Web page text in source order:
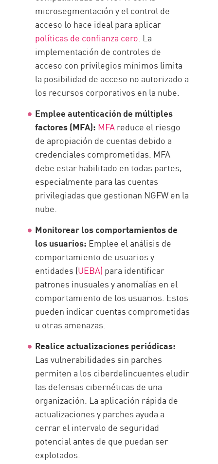
microsegmentación y el control de
acceso lo hace ideal para aplicar
políticas de confianza cero. La
implementación de controles de
acceso con privilegios mínimos limita
la posibilidad de acceso no autorizado a
los recursos corporativos en la nube.
Emplee autenticación de múltiples
factores (MFA): MFAreduce el riesgo
de apropiación de cuentas debido a
credenciales comprometidas. MFA
debe estar habilitado en todas partes,
especialmente para las cuentas
privilegiadas que gestionan NGFW en la
nube.
Monitorear los comportamientos de
los usuarios: Emplee el análisis de
comportamiento de usuarios y
entidades (UEBA) para identificar
patrones inusuales y anomalías en el
comportamiento de los usuarios. Estos
pueden indicar cuentas comprometidas
u otras amenazas.
Realice actualizaciones periódicas:
Las vulnerabilidades sin parches
permiten a los ciberdelincuentes eludir
las defensas cibernéticas de una
organización. La aplicación rápida de
actualizaciones y parches ayuda a
cerrar el intervalo de seguridad
potencial antes de que puedan ser
explotados.